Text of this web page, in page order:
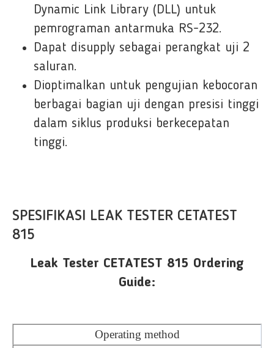
Dynamic Link Library (DLL) untuk
pemrograman antarmuka RS-232.
Dapat disupply sebagai perangkat uji 2
saluran.
Dioptimalkan untuk pengujian kebocoran
berbagai bagian uji dengan presisi tinggi
dalam siklus produksi berkecepatan
tinggi.
SPESIFIKASI LEAK TESTER CETATEST
815
Leak Tester CETATEST 815 Ordering
Guide:
Operating method